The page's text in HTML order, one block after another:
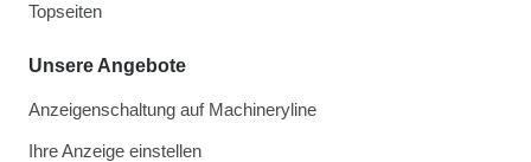
Topseiten
Unsere Angebote
Anzeigenschaltung auf Machineryline
Ihre Anzeige einstellen